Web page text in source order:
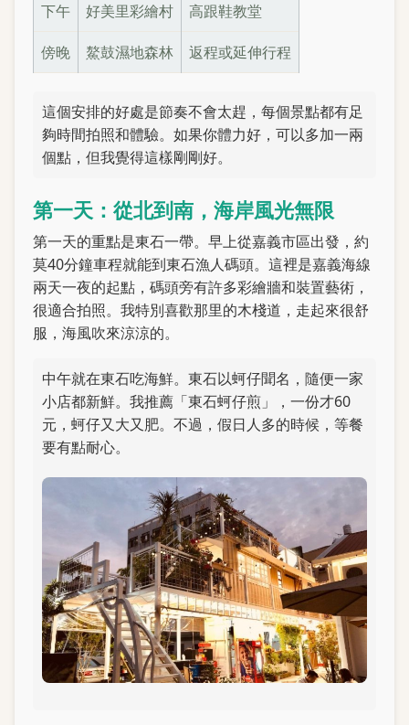
下午 好美里彩繪村 高跟鞋教堂
傍晚 鰲鼓濕地森林 返程或延伸行程
這個安排的好處是節奏不會太趕，每個景點都有足
夠時間拍照和體驗。如果你體力好，可以多加一兩
個點，但我覺得這樣剛剛好。
第一天：從北到南，海岸風光無限
第一天的重點是東石一帶。早上從嘉義市區出發，約
莫40分鐘車程就能到東石漁人碼頭。這裡是嘉義海線
兩天一夜的起點，碼頭旁有許多彩繪牆和裝置藝術，
很適合拍照。我特別喜歡那里的木棧道，走起來很舒
服，海風吹來涼涼的。
中午就在東石吃海鮮。東石以蚵仔聞名，隨便一家
小店都新鮮。我推薦「東石蚵仔煎」，一份才60
元，蚵仔又大又肥。不過，假日人多的時候，等餐
要有點耐心。